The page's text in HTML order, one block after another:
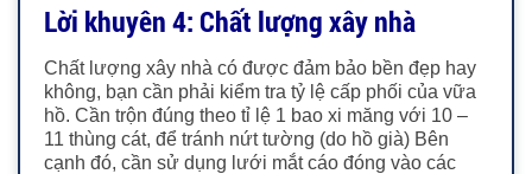
Lời khuyên 4: Chất lượng xây nhà
Chất lượng xây nhà có được đảm bảo bền đẹp hay
không, bạn cần phải kiểm tra tỷ lệ cấp phối của vữa
hồ. Cần trộn đúng theo tỉ lệ 1 bao xi măng với 10 –
11 thùng cát, để tránh nứt tường (do hồ già) Bên
cạnh đó, cần sử dụng lưới mắt cáo đóng vào các